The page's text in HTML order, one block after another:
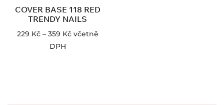
COVER BASE 118 RED
TRENDY NAILS
229 Kč – 359 Kč včetně
DPH